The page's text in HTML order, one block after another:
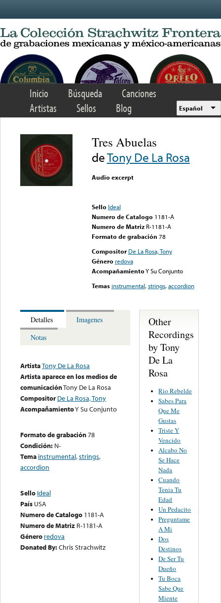
Inicio Búsqueda
Canciones
Artistas
Sellos Blog Español
Tres Abuelas
deTony De La Rosa
Audio excerpt
Sello Ideal
Numero de Catalogo 1181-A
Numero de Matriz R-1181-A
Formato de grabación 78
Compositor De La Rosa, Tony
Género redova
AcompañamientoY Su Conjunto
Temas instrumental,strings,accordion
Detalles
Imagenes
Notas
ArtistaTony De La Rosa
Artista aparece en los medios de
comunicaciónTony De La Rosa
Compositor De La Rosa, Tony
AcompañamientoY Su Conjunto
Formato de grabación78
Condición: N-
Tema instrumental,strings,
accordion
Sello Ideal
País USA
Numero de Catalogo 1181-A
Numero de Matriz R-1181-A
Género redova
Donated By:Chris Strachwitz
Other
Recordings
by Tony
De La
Rosa
Rio Rebelde
Sabes Para
Que Me
Gustas
Triste Y
Vencido
Alcabo No
Se Hace
Nada
Cuando
Tenia Tu
Edad
Un Pedacito
Preguntame
A Mi
Dos
Destinos
De Ser Tu
Dueño
Tu Boca
Sabe Que
Miente